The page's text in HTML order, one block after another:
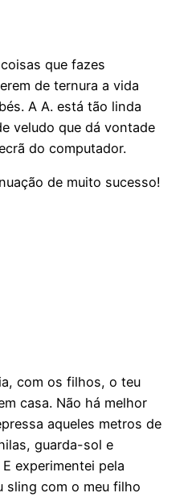
que fazes
de ternura a vida
A A. está tão linda
veludo que dá vontade
do computador.
de muito sucesso!
com os filhos, o teu
casa. Não há melhor
aqueles metros de
guarda-sol e
experimentei pela
sling com o meu filho